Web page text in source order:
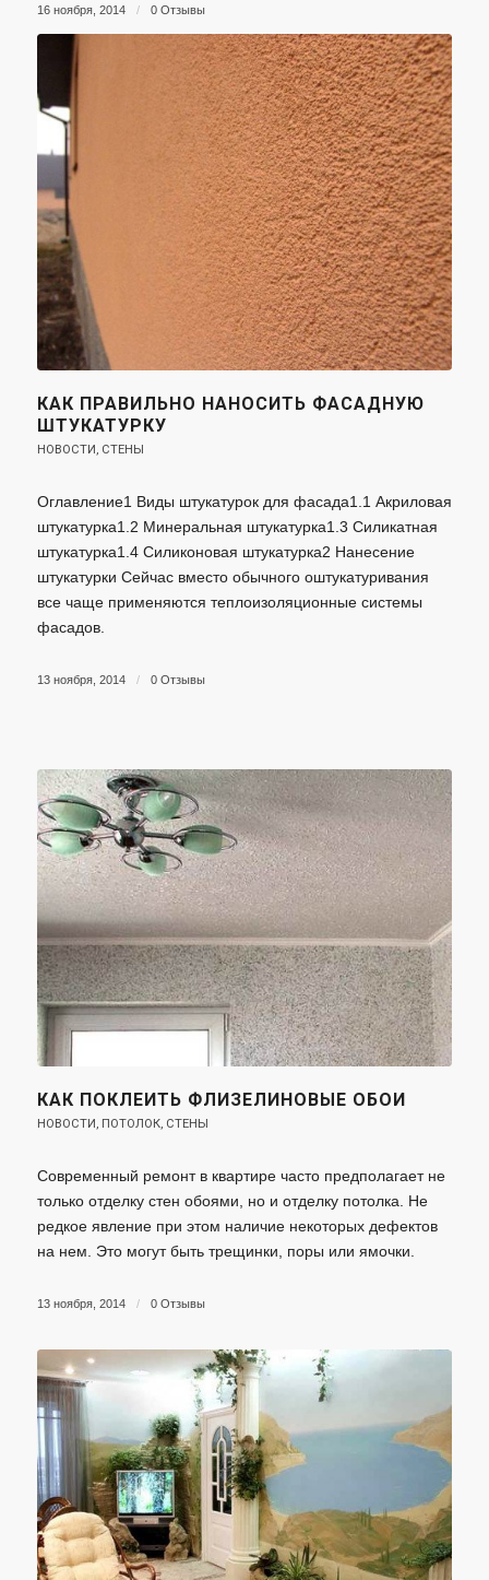
16 ноября, 2014 / 0 Отзывы
КАК ПРАВИЛЬНО НАНОСИТЬ ФАСАДНУЮ
ШТУКАТУРКУ
НОВОСТИ , СТЕНЫ
Оглавление1 Виды штукатурок для фасада1.1 Акриловая
штукатурка1.2 Минеральная штукатурка1.3 Силикатная
штукатурка1.4 Силиконовая штукатурка2 Нанесение
штукатурки Сейчас вместо обычного оштукатуривания
все чаще применяются теплоизоляционные системы
фасадов.
13 ноября, 2014 / 0 Отзывы
КАК ПОКЛЕИТЬ ФЛИЗЕЛИНОВЫЕ ОБОИ
НОВОСТИ, ПОТОЛОК, СТЕНЫ
Современный ремонт в квартире часто предполагает не
только отделку стен обоями, но и отделку потолка. Не
редкое явление при этом наличие некоторых дефектов
на нем. Это могут быть трещинки, поры или ямочки.
13 ноября, 2014 / 0 Отзывы